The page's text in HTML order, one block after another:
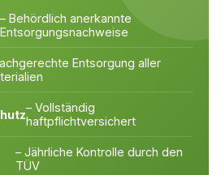
– Behördlich anerkannte
Entsorgungsnachweise
Entsorgung aller
– Vollständig
haftpflichtversichert
– Jährliche Kontrolle durch den
TÜV